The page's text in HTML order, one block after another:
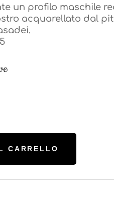
un profilo maschile
acquarellato dal
CARRELLO
CARRELLO